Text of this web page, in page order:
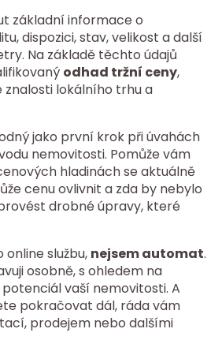
základní informace o
dispozici, stav, velikost a další
Na základě těchto údajů
odhad tržní ceny,
lokálního trhu a
jako první krok při úvahách
nemovitosti. Pomůže vám
hladinách se aktuálně
cenu ovlivnit a zda by nebylo
drobné úpravy, které
online službu, nejsem automat.
osobně, s ohledem na
vaší nemovitosti. A
pokračovat dál, ráda vám
prodejem nebo dalšími